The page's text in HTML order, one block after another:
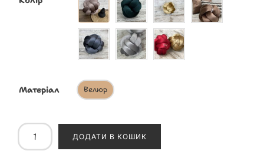
Матеріал Велюр
ДОДАТИ В КОШИК